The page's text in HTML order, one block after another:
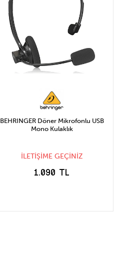
BEHRINGER Döner Mikrofonlu USB
Mono Kulaklık
İLETİŞİME GEÇİNİZ
1.090 TL